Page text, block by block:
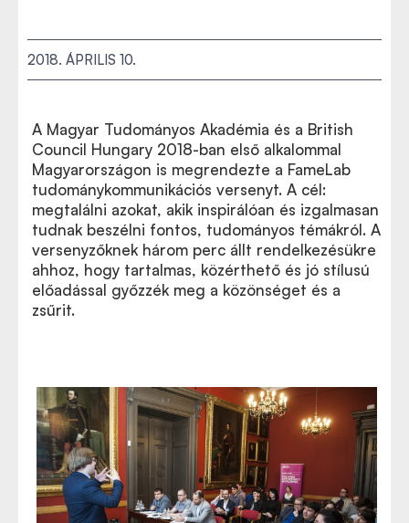
2018. ÁPRILIS 10.
A Magyar Tudományos Akadémia és a British
Council Hungary 2018-ban első alkalommal
Magyarországon is megrendezte a FameLab
tudománykommunikációs versenyt. A cél:
megtalálni azokat, akik inspirálóan és izgalmasan
tudnak beszélni fontos, tudományos témákról. A
versenyzőknek három perc állt rendelkezésükre
ahhoz, hogy tartalmas, közérthető és jó stílusú
előadással győzzék meg a közönséget és a
zsűrit.